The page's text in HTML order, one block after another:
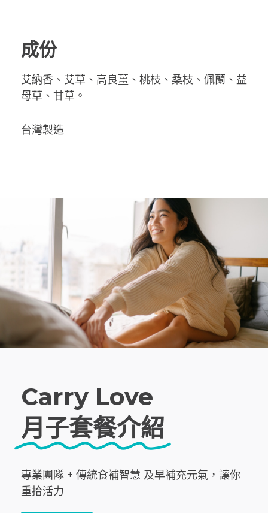
成份
艾納香、艾草、高良薑、桃枝、桑枝、佩蘭、益
母草、甘草。
台灣製造
Carry Love
月子套餐介紹
專業團隊 + 傳統食補智慧 及早補充元氣，讓你
重拾活力